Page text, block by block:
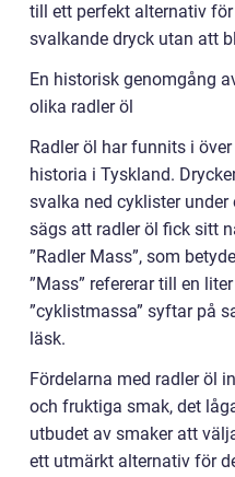
till ett perfekt alternativ
svalkande dryck utan att
En historisk genomgång
olika radler öl
Radler öl har funnits i
historia i Tyskland.
svalka ned cyklister
sägs att radler öl fick sitt
”Radler Mass”, som
”Mass” refererar till en
”cyklistmassa” syftar på
läsk.
Fördelarna med radler öl
och fruktiga smak, det
utbudet av smaker att
ett utmärkt alternativ för